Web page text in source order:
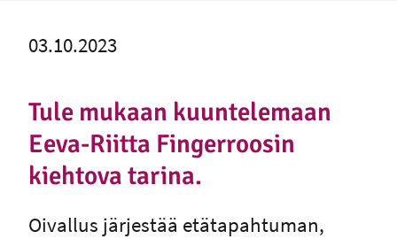
Tule mukaan kuuntelemaan
Eeva-Riitta Fingerroosin
kiehtova tarina.
03.10.2023
Oivallus järjestää etätapahtuman,